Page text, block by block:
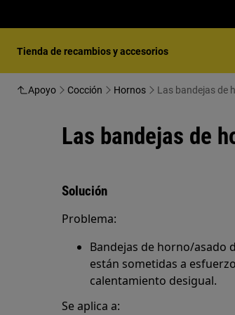
Tienda de recambios y accesorios
Apoyo Cocción Hornos Las bandejas de
Las bandejas de
Solución
Problema:
Bandejas de horno/asado
están sometidas a
calentamiento desigual.
Se aplica a: